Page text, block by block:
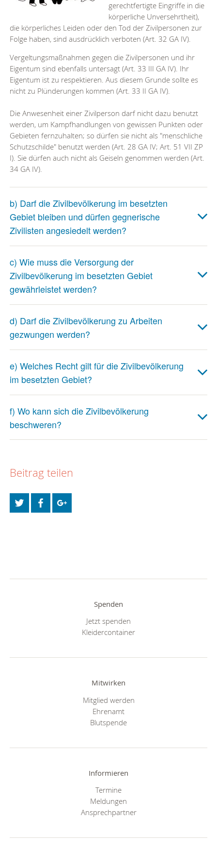
gerechtfertigte Eingriffe in die
körperliche Unversehrtheit),
die körperliches Leiden oder den Tod der Zivilpersonen zur
Folge haben, sind ausdrücklich verboten (Art. 32 GA IV).
Vergeltungsmaßnahmen gegen die Zivilpersonen und ihr
Eigentum sind ebenfalls untersagt (Art. 33 III GA IV). Ihr
Eigentum ist zu respektieren. Aus diesem Grunde sollte es
nicht zu Plünderungen kommen (Art. 33 II GA IV).
Die Anwesenheit einer Zivilperson darf nicht dazu benutzt
werden, um Kampfhandlungen von gewissen Punkten oder
Gebieten fernzuhalten; so dürfen sie nicht als "menschliche
Schutzschilde" benutzt werden (Art. 28 GA IV; Art. 51 VII ZP
I). Sie dürfen auch nicht als Geiseln genommen werden (Art.
34 GA IV).
b) Darf die Zivilbevölkerung im besetzten
Gebiet bleiben und dürfen gegnerische
Zivilisten angesiedelt werden?
c) Wie muss die Versorgung der
Zivilbevölkerung im besetzten Gebiet
gewährleistet werden?
d) Darf die Zivilbevölkerung zu Arbeiten
gezwungen werden?
e) Welches Recht gilt für die Zivilbevölkerung
im besetzten Gebiet?
f) Wo kann sich die Zivilbevölkerung
beschweren?
Beitrag teilen
Spenden
Jetzt spenden
Kleidercontainer
Mitwirken
Mitglied werden
Ehrenamt
Blutspende
Informieren
Termine
Meldungen
Ansprechpartner